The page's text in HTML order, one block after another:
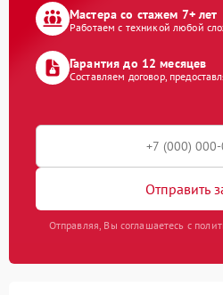
Мастера со стажем 7+ лет
Работаем с техникой любой
Гарантия до 12 месяцев
Составляем договор,
Отправить
Отправляя, Вы соглашаетесь с